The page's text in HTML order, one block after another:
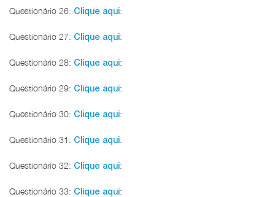
Questionário 26: Clique aqui:
Questionário 27: Clique aqui:
Questionário 28: Clique aqui:
Questionário 29: Clique aqui:
Questionário 30: Clique aqui:
Questionário 31: Clique aqui:
Questionário 32: Clique aqui:
Questionário 33: Clique aqui: